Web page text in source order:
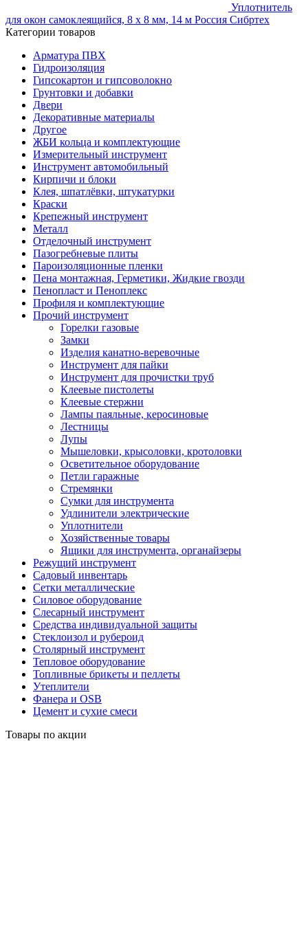
Уплотнитель
для окон самоклеящийся, 8 х 8 мм, 14 м Россия Сибртех
Категории товаров
Арматура ПВХ
Гидроизоляция
Гипсокартон и гипсоволокно
Грунтовки и добавки
Двери
Декоративные материалы
Другое
ЖБИ кольца и комплектующие
Измерительный инструмент
Инструмент автомобильный
Кирпичи и блоки
Клея, шпатлёвки, штукатурки
Краски
Крепежный инструмент
Металл
Отделочный инструмент
Пазогребневые плиты
Пароизоляционные пленки
Пена монтажная, Герметики, Жидкие гвозди
Пенопласт и Пеноплекс
Профиля и комплектующие
Прочий инструмент
Горелки газовые
Замки
Изделия канатно-веревочные
Инструмент для пайки
Инструмент для прочистки труб
Клеевые пистолеты
Клеевые стержни
Лампы паяльные, керосиновые
Лестницы
Лупы
Мышеловки, крысоловки, кротоловки
Осветительное оборудование
Петли гаражные
Стремянки
Сумки для инструмента
Удлинители электрические
Уплотнители
Хозяйственные товары
Ящики для инструмента, органайзеры
Режущий инструмент
Садовый инвентарь
Сетки металлические
Силовое оборудование
Слесарный инструмент
Средства индивидуальной защиты
Стеклоизол и рубероид
Столярный инструмент
Тепловое оборудование
Топливные брикеты и пеллеты
Утеплители
Фанера и OSB
Цемент и сухие смеси
Товары по акции